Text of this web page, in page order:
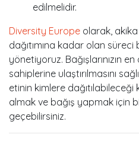
edilmelidir.
Diversity Europe olarak, akika
dağıtımına kadar olan
yönetiyoruz. Bağışlarınızın
sahiplerine ulaştırılmasını
etinin kimlere
almak ve bağış yapmak için
geçebilirsiniz.